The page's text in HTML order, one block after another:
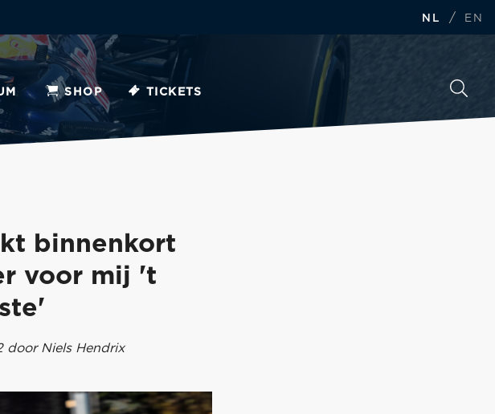
NL / EN
SHOP TICKETS
binnenkort
voor mij 't
door Niels Hendrix